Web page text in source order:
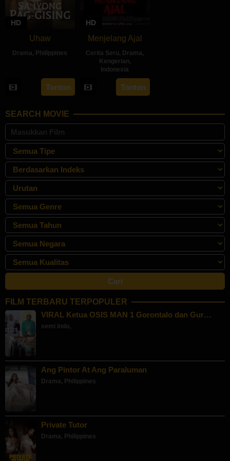
HD
Uhaw
Drama, Philippines
Aug
2024
Bonifacio
Tonton
HD
Menjelang Ajal
Cerita Seru, Drama,
Kengerian,
Indonesia
30
Apr
Hadrah
Daeng
Tonton
SEARCH MOVIE
FILM TERBARU TERPOPULER
VIRAL Ketua OSIS MAN 1 Gorontalo dan Gur…
semi indo,
Ang Pintor At Ang Paraluman
Drama, Philippines
Private Tutor
Drama, Philippines